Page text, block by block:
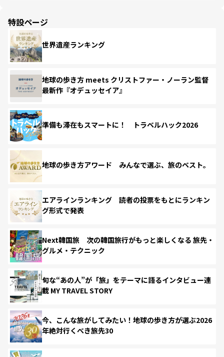
特設ページ
世界遺産ランキング
地球の歩き方 meets クリストファー・ノーラン監督
最新作『オデュッセイア』
準備も滞在もスマートに！ トラベルハック2026
地球の歩き方アワード みんなで選ぶ、旅のベスト。
エアラインランキング 読者の投票をもとにランキン
グ形式で発表
Next韓国旅 次の韓国旅行がもっと楽しくなる 旅先・
グルメ・テクニック
旬な“あの人”が「旅」をテーマに語るインタビュー連
載 MY TRAVEL STORY
今、こんな旅がしてみたい！地球の歩き方が選ぶ2026
年絶対行くべき旅先30